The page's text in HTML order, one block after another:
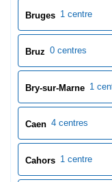
Bruges 1 centre
Bruz 0 centres
Bry-sur-Marne 1
Caen 4 centres
Cahors 1 centre